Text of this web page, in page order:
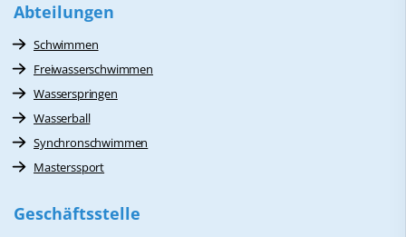
Abteilungen
Schwimmen
Freiwasserschwimmen
Wasserspringen
Wasserball
Synchronschwimmen
Masterssport
Geschäftsstelle